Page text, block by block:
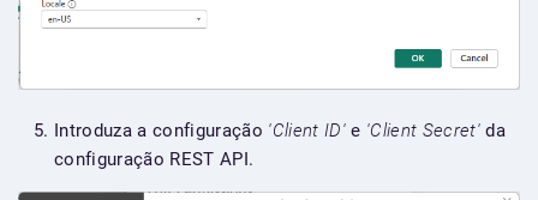
Introduza a configuração 'Client ID'e 'Client Secret'da
configuração REST API.